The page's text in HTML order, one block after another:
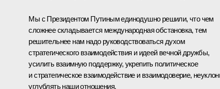
Мы с Президентом Путиным единодушно решили, что чем
сложнее складывается международная обстановка, тем
решительнее нам надо руководствоваться духом
стратегического взаимодействия и идеей вечной дружбы,
усилить взаимную поддержку, укрепить политическое
и стратегическое взаимодействие и взаимодоверие,
углублять наши отношения.